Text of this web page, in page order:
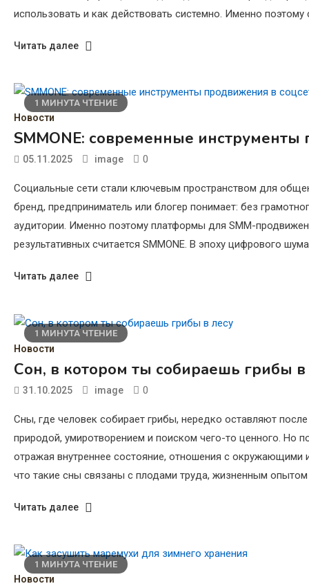
использовать и как действовать системно. Именно
Читать далее
1 МИНУТА ЧТЕНИЕ
Новости
SMMONE: современные инструменты
05.11.2025 image 0
Социальные сети стали ключевым пространством для
бренд, предприниматель или блогер понимает: без
аудитории. Именно поэтому платформы для SMM-
результативных считается SMMONE. В эпоху цифрового
Читать далее
1 МИНУТА ЧТЕНИЕ
Новости
Сон, в котором ты собираешь грибы в
31.10.2025 image 0
Сны, где человек собирает грибы, нередко оставляют
природой, умиротворением и поиском чего-то ценного. Но
отражая внутреннее состояние, отношения с
что такие сны связаны с плодами труда, жизненным
Читать далее
1 МИНУТА ЧТЕНИЕ
Новости